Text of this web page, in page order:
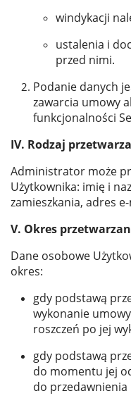
windykacji
ustalenia i
przed nimi.
Podanie danych
zawarcia umowy
funkcjonalności
IV. Rodzaj
Administrator może
Użytkownika: imię i
zamieszkania, adres
V. Okres
Dane osobowe
okres:
gdy podstawą
wykonanie
roszczeń po jej
gdy podstawą
do momentu jej
do przedawnienia